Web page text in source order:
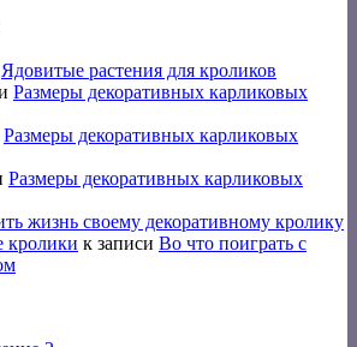
Ядовитые растения для кроликов
Размеры декоративных карликовых
Размеры декоративных карликовых
Размеры декоративных карликовых
жизнь своему декоративному кролику
кролики к записи Во что поиграть с